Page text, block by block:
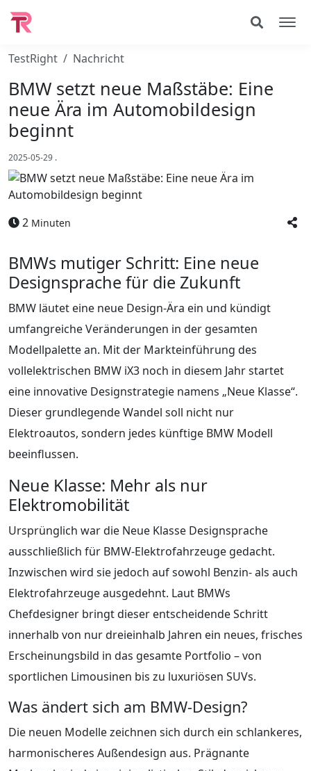
TestRight Nachricht
BMW setzt neue Maßstäbe: Eine
neue Ära im Automobildesign
beginnt
2025-05-29 .
2 Minuten
BMWs mutiger Schritt: Eine neue
Designsprache für die Zukunft
BMW läutet eine neue Design-Ära ein und kündigt
umfangreiche Veränderungen in der gesamten
Modellpalette an. Mit der Markteinführung des
vollelektrischen BMW iX3 noch in diesem Jahr startet
eine innovative Designstrategie namens „Neue Klasse“.
Dieser grundlegende Wandel soll nicht nur
Elektroautos, sondern jedes künftige BMW Modell
beeinflussen.
Neue Klasse: Mehr als nur
Elektromobilität
Ursprünglich war die Neue Klasse Designsprache
ausschließlich für BMW-Elektrofahrzeuge gedacht.
Inzwischen wird sie jedoch auf sowohl Benzin- als auch
Elektrofahrzeuge ausgedehnt. Laut BMWs
Chefdesigner bringt dieser entscheidende Schritt
innerhalb von nur dreieinhalb Jahren ein neues, frisches
Erscheinungsbild in das gesamte Portfolio – von
sportlichen Limousinen bis zu luxuriösen SUVs.
Was ändert sich am BMW-Design?
Die neuen Modelle zeichnen sich durch ein schlankeres,
harmonischeres Außendesign aus. Prägnante